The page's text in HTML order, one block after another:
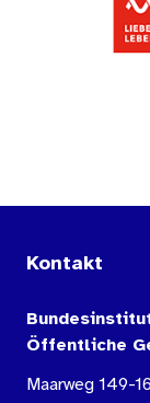
Kontakt
Öffentliche
Maarweg 149-